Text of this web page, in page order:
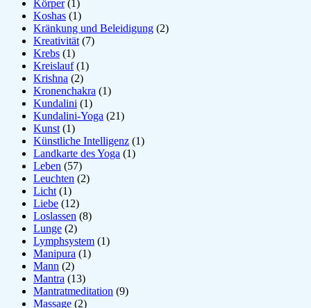
Körper(1)
Koshas (1)
Kränkung und Beleidigung (2)
Kreativität (7)
Krebs (1)
Kreislauf(1)
Krishna (2)
Kronenchakra (1)
Kundalini (1)
Kundalini-Yoga (21)
Kunst (1)
Künstliche Intelligenz (1)
Landkarte des Yoga (1)
Leben (57)
Leuchten (2)
Licht (1)
Liebe (12)
Loslassen (8)
Lunge (2)
Lymphsystem (1)
Manipura (1)
Mann (2)
Mantra (13)
Mantratmeditation (9)
Massage (2)